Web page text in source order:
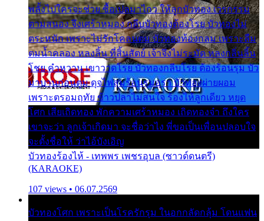
พลั้งไปใครจะช่วย ซื้อเปลมาไกว ให้ลูกบัวทอง เวรกรรม
ตามสนอง จึงเศร้าหมอง กลีบบัวทองต้องโรย บัวทองไม่
ตระหนัก เพราะไม่รักโคลนตม บัวทองท้องกลม เพราะลืม
ตมน้ำคลอง หลงลิ้น ที่สิ้นสัตย์ เจ้าจึงไม่ระมัด หลงกลิ่นลิ้น
โชย คำหวาน เขาวาดโรย บัวทองกลีบโรย ต้องร้อนรุม บัว
มาบานก่อนตูม ดุจไฟสุมร้อนรุมอุรา บัวทองผ่ายผอม
เพราะตรอมฤทัย ข้าวปลาไม่สนใจ ร้องไห้ลูกเดียว หยุด
โศก เสียเถิดทอง พักความเศร้าหมอง เถิดทองจ๋า ถึงใคร
เขาจะว่า ลูกเจ้าเกิดมา จะชื่อว่าไง พี่ขอเป็นเพื่อนปลอบใจ
จะตั้งชื่อให้ ว่าไอ้บังเอิญ
บัวทองร้องไห้ - เทพพร เพชรอุบล (ซาวด์ดนตรี)
(KARAOKE)
107 views • 06.07.2569
บัวทองโศก เพราะเป็นโรครักรุม ในอกกลัดกลุ้ม โดนแฟน